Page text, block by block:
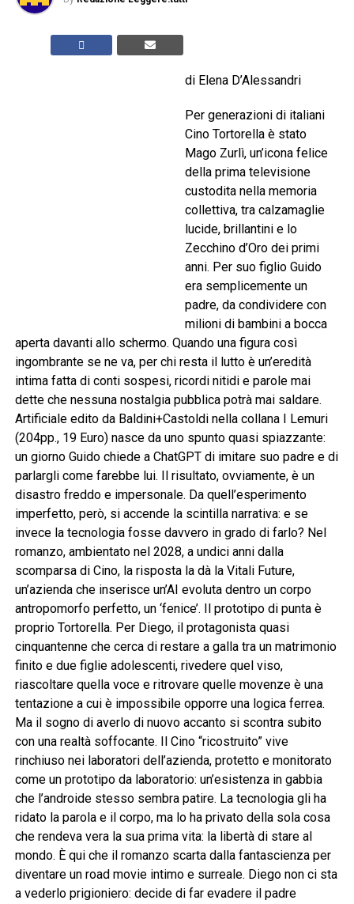
di Elena D’Alessandri
Per generazioni di italiani
Cino Tortorella è stato
Mago Zurlì, un’icona felice
della prima televisione
custodita nella memoria
collettiva, tra calzamaglie
lucide, brillantini e lo
Zecchino d’Oro dei primi
anni. Per suo figlio Guido
era semplicemente un
padre, da condividere con
milioni di bambini a bocca
aperta davanti allo schermo. Quando una figura così
ingombrante se ne va, per chi resta il lutto è un’eredità
intima fatta di conti sospesi, ricordi nitidi e parole mai
dette che nessuna nostalgia pubblica potrà mai saldare.
Artificiale edito da Baldini+Castoldi nella collana I Lemuri
(204pp., 19 Euro) nasce da uno spunto quasi spiazzante:
un giorno Guido chiede a ChatGPT di imitare suo padre e di
parlargli come farebbe lui. Il risultato, ovviamente, è un
disastro freddo e impersonale. Da quell’esperimento
imperfetto, però, si accende la scintilla narrativa: e se
invece la tecnologia fosse davvero in grado di farlo? Nel
romanzo, ambientato nel 2028, a undici anni dalla
scomparsa di Cino, la risposta la dà la Vitali Future,
un’azienda che inserisce un’AI evoluta dentro un corpo
antropomorfo perfetto, un ‘fenice’. Il prototipo di punta è
proprio Tortorella. Per Diego, il protagonista quasi
cinquantenne che cerca di restare a galla tra un matrimonio
finito e due figlie adolescenti, rivedere quel viso,
riascoltare quella voce e ritrovare quelle movenze è una
tentazione a cui è impossibile opporre una logica ferrea.
Ma il sogno di averlo di nuovo accanto si scontra subito
con una realtà soffocante. Il Cino “ricostruito” vive
rinchiuso nei laboratori dell’azienda, protetto e monitorato
come un prototipo da laboratorio: un’esistenza in gabbia
che l’androide stesso sembra patire. La tecnologia gli ha
ridato la parola e il corpo, ma lo ha privato della sola cosa
che rendeva vera la sua prima vita: la libertà di stare al
mondo. È qui che il romanzo scarta dalla fantascienza per
diventare un road movie intimo e surreale. Diego non ci sta
a vederlo prigioniero: decide di far evadere il padre